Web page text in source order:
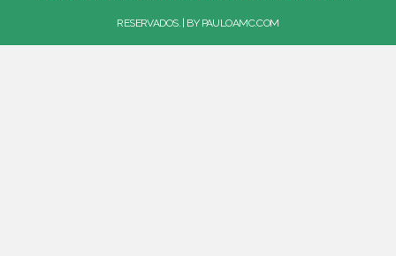
RESERVADOS. | BY PAULOAMC.COM